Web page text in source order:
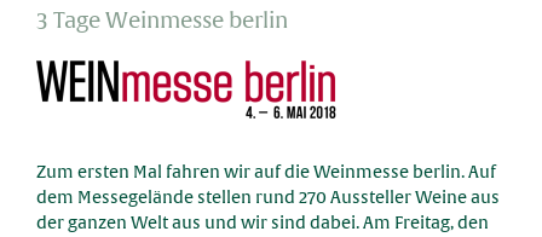
3 Tage Weinmesse berlin
Zum ersten Mal fahren wir auf die Weinmesse berlin. Auf
dem Messegelände stellen rund 270 Aussteller Weine aus
der ganzen Welt aus und wir sind dabei. Am Freitag, den